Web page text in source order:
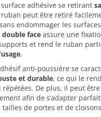
surface adhésive se retirant
ruban peut être retiré
endommager les
double face assure une
et rend le ruban
.
anti-poussière se
et durable, ce qui le
De plus, il peut
afin de s’adapter
de portes et de